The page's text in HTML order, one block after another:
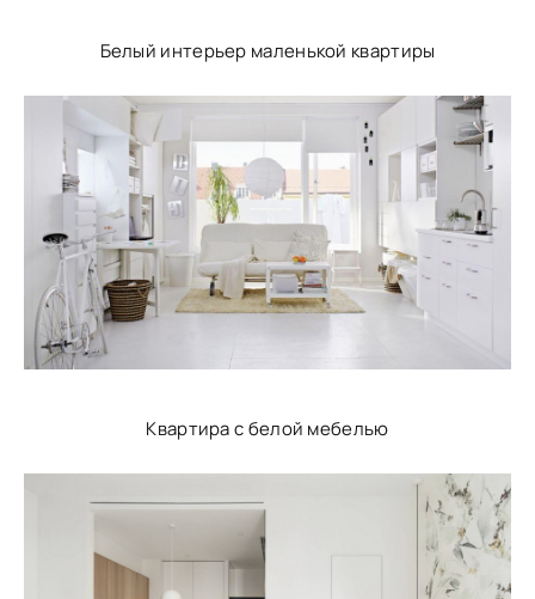
Белый интерьер маленькой квартиры
Квартира с белой мебелью